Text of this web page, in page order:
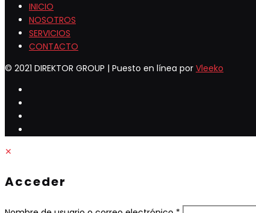
INICIO
NOSOTROS
SERVICIOS
CONTACTO
© 2021 DIREKTOR GROUP | Puesto en línea por Vleeko
✕
Acceder